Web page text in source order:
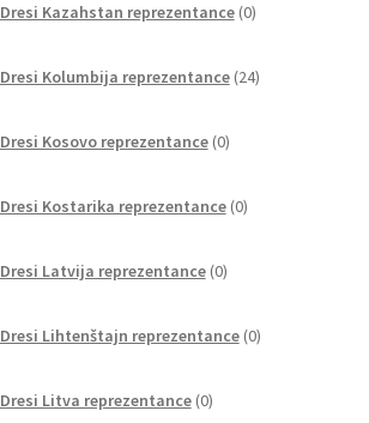
Dresi Kazahstan reprezentance 0izdelkov
Dresi Kolumbija reprezentance 24izdelkov
Dresi Kosovo reprezentance 0izdelkov
Dresi Kostarika reprezentance 0izdelkov
Dresi Latvija reprezentance 0izdelkov
Dresi Lihtenštajn reprezentance 0izdelkov
Dresi Litva reprezentance 0izdelkov